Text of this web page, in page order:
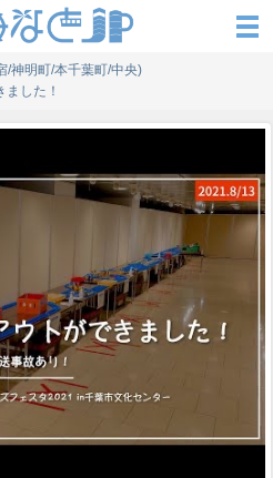
/神明町/本千葉町/中央)
した！